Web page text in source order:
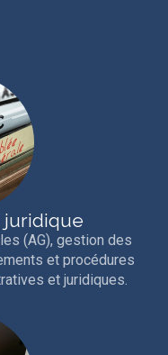
juridique
(AG), gestion des
et procédures
et juridiques.